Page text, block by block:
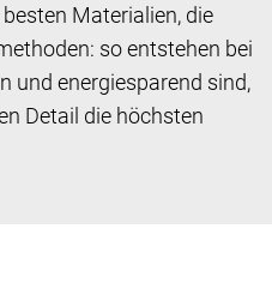
Materialien, die
so entstehen bei
und energiesparend sind,
Detail die höchsten